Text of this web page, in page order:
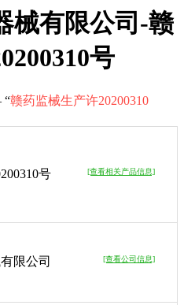
械有限公司-赣
号
“赣药监械生产许20200310
号 [查看相关产品信息]
限公司 [查看公司信息]